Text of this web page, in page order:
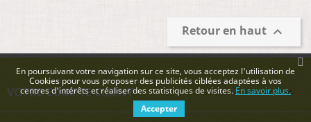
Retour en haut 
VOTRE COMPTE CLIENT 
En poursuivant votre navigation sur ce site, vous acceptez l'utilisation de
Cookies pour vous proposer des publicités ciblées adaptées à vos
centres d'intérêts et réaliser des statistiques de visites. En savoir plus.
Accepter